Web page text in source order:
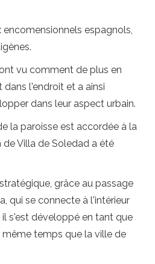
encomensionnels espagnols,
vu comment de plus en
l'endroit et a ainsi
dans leur aspect urbain.
la paroisse est accordée à la
Villa de Soledad a été
grâce au passage
qui se connecte à l'intérieur
s'est développé en tant que
temps que la ville de